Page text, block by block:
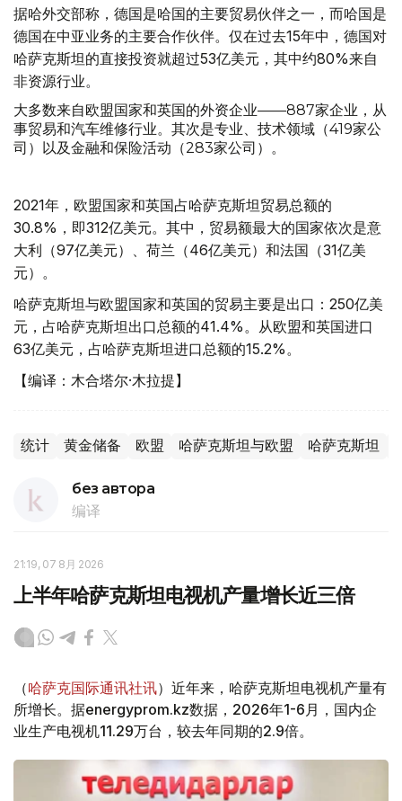
据哈外交部称，德国是哈国的主要贸易伙伴之一，而哈国是
德国在中亚业务的主要合作伙伴。仅在过去15年中，德国对
哈萨克斯坦的直接投资就超过53亿美元，其中约80%来自
非资源行业。
大多数来自欧盟国家和英国的外资企业——887家企业，从
事贸易和汽车维修行业。其次是专业、技术领域（419家公
司）以及金融和保险活动（283家公司）。
2021年，欧盟国家和英国占哈萨克斯坦贸易总额的
30.8%，即312亿美元。其中，贸易额最大的国家依次是意
大利（97亿美元）、荷兰（46亿美元）和法国（31亿美
元）。
哈萨克斯坦与欧盟国家和英国的贸易主要是出口：250亿美
元，占哈萨克斯坦出口总额的41.4%。从欧盟和英国进口
63亿美元，占哈萨克斯坦进口总额的15.2%。
【编译：木合塔尔·木拉提】
统计 黄金储备 欧盟 哈萨克斯坦与欧盟 哈萨克斯坦
без автора
编译
21:19, 07 8月 2026
上半年哈萨克斯坦电视机产量增长近三倍
（哈萨克国际通讯社讯）近年来，哈萨克斯坦电视机产量有
所增长。据energyprom.kz数据，2026年1-6月，国内企
业生产电视机11.29万台，较去年同期的2.9倍。